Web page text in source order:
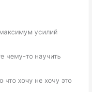
усилий
чему-то научить
что хочу не хочу это